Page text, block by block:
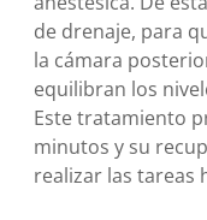
de drenaje, para
la cámara
equilibran los
Este tratamiento
minutos y su
realizar las tareas